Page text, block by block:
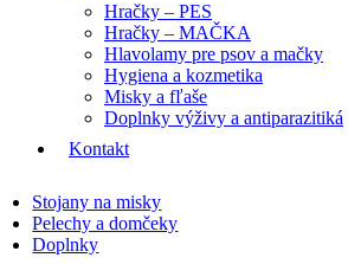
Hračky – PES
Hračky – MAČKA
Hlavolamy pre psov a mačky
Hygiena a kozmetika
Misky a fľaše
Doplnky výživy a antiparazitiká
Kontakt
Stojany na misky
Pelechy a domčeky
Doplnky